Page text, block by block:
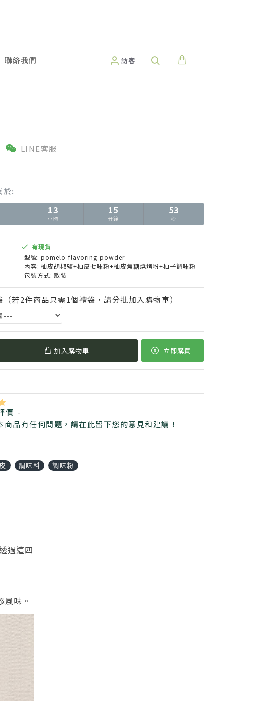
聯絡我們 訪客
LINE客服
價 -
商品有任何問題，請在此留下您的意見和建議！
於:
13
小時
15
分鐘
51
秒
有現貨
型號: pomelo-flavoring-powder
內容: 柚皮胡椒鹽+柚皮七味粉+柚皮焦糖燒烤粉+柚子調味粉
包裝方式: 散裝
若2件商品只需1個禮袋，請分批加入購物車）
加入購物車 立即購買
調味料 調味粉
過這四
風味。